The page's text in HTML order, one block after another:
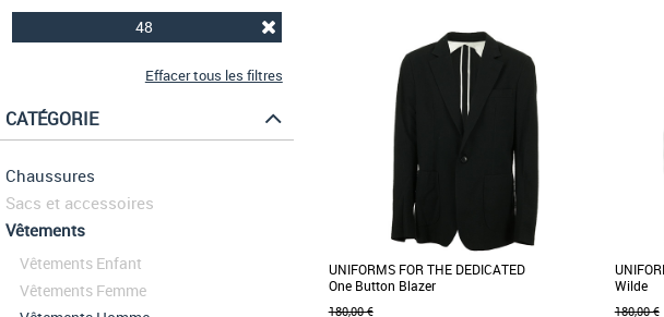
48
Effacer tous les filtres
CATÉGORIE
Chaussures
Sacs et accessoires
Vêtements
Vêtements Enfant
Vêtements Femme
UNIFORMS FOR THE DEDICATED
One Button Blazer
180,00 €
Wilde
180,00 €